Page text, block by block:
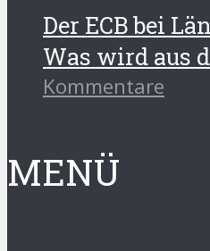
Der ECB bei
Was wird aus
Kommentare
MENÜ